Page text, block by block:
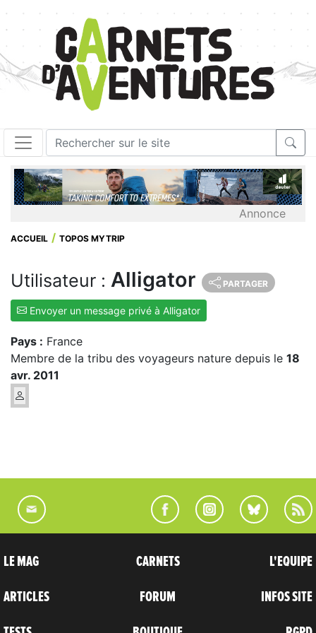
Annonce
ACCUEIL TOPOS MYTRIP
Utilisateur : Alligator PARTAGER
Envoyer un message privé à Alligator
Pays : France
Membre de la tribu des voyageurs nature depuis le 18
avr. 2011
LE MAG
ARTICLES
CARNETS
FORUM
L'EQUIPE
INFOS SITE